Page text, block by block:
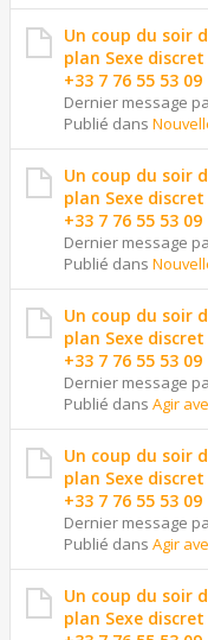
Un coup du soir
plan Sexe
+33 7 76 55 53 09
Dernier message
Publié dans
Un coup du soir
plan Sexe
+33 7 76 55 53 09
Dernier message
Publié dans
Un coup du soir
plan Sexe
+33 7 76 55 53 09
Dernier message
Publié dans Agir
Un coup du soir
plan Sexe
+33 7 76 55 53 09
Dernier message
Publié dans Agir
Un coup du soir
plan Sexe